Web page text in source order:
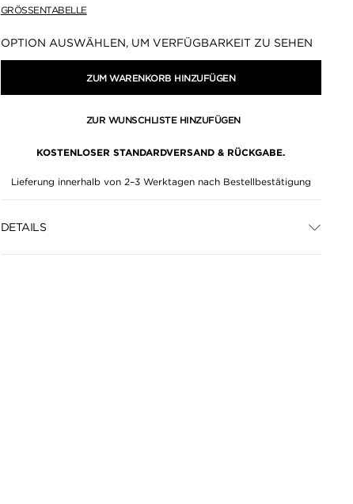
GRÖSSENTABELLE
Verfügbarkeit:
OPTION AUSWÄHLEN, UM VERFÜGBARKEIT ZU SEHEN
ZUM WARENKORB HINZUFÜGEN
ZUR WUNSCHLISTE HINZUFÜGEN
KOSTENLOSER STANDARDVERSAND & RÜCKGABE.
Lieferung innerhalb von 2–3 Werktagen nach Bestellbestätigung
DETAILS